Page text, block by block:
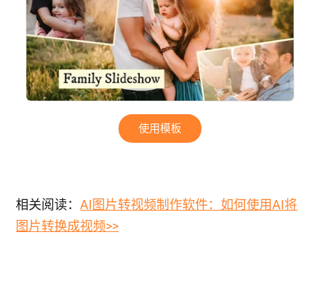
使用模板
相关阅读：AI图片转视频制作软件：如何使用AI将
图片转换成视频>>